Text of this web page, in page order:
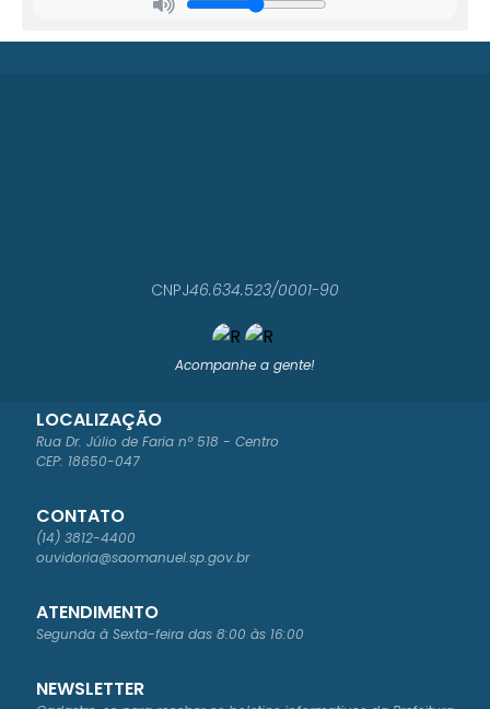
Acompanhe a gente!
LOCALIZAÇÃO
Rua Dr. Júlio de Faria nº 518 - Centro
CEP: 18650-047
CONTATO
(14) 3812-4400
ouvidoria@saomanuel.sp.gov.br
ATENDIMENTO
Segunda à Sexta-feira das 8:00 às 16:00
CNPJ46.634.523/0001-90
NEWSLETTER